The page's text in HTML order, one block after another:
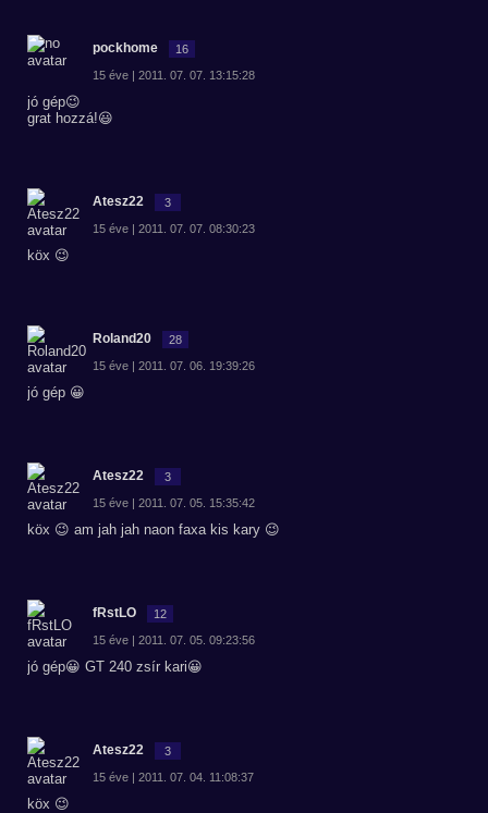
pockhome 16
15 éve | 2011. 07. 07. 13:15:28
jó gép😉
grat hozzá!😃
Atesz22 3
15 éve | 2011. 07. 07. 08:30:23
köx 😉
Roland20 28
15 éve | 2011. 07. 06. 19:39:26
jó gép 😀
Atesz22 3
15 éve | 2011. 07. 05. 15:35:42
köx 😉 am jah jah naon faxa kis kary 😉
fRstLO 12
15 éve | 2011. 07. 05. 09:23:56
jó gép😀 GT 240 zsír kari😀
Atesz22 3
15 éve | 2011. 07. 04. 11:08:37
köx 😉